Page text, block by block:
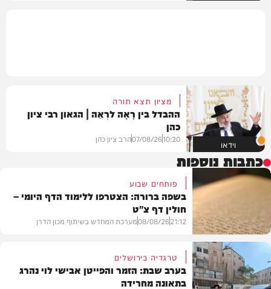
וידאו
מציון תצא תורה
ההבדל בין רָאָה לרְאֵה | הגאון רבי ציון
כהן
10:20
07/08/26הרב ציון כהן
כתבות נוספות
בית המדרש
פותחים שבוע
בשפה ברורה: הצטרפו ללימוד הדף היומי –
חולין דף צ"ט
21:12
08/08/26מערכת המחדש בשיתוף מכון הדרן
טרגדיה בירושלים
בערב שבת: הזמר והפייטן אבישי לוי נהרג
בתאונה מחרידה